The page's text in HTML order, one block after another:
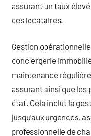
assurant un taux
des locataires.
Gestion
conciergerie
maintenance
assurant ainsi que
état. Cela inclut la
jusqu’aux urgences,
professionnelle de